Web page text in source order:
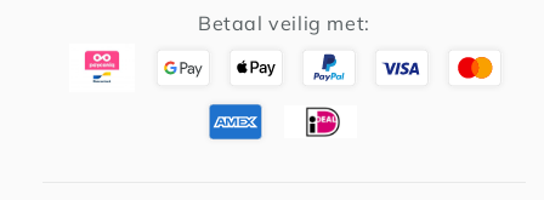
Sprinkle
Betaal veilig met: